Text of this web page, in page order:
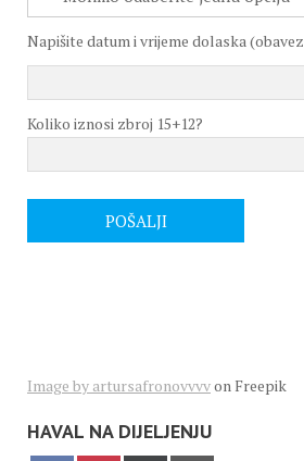
Napišite datum i vrijeme dolaska
Koliko iznosi zbroj 15+12?
Image by artursafronovvvvon Freepik
HAVAL NA DIJELJENJU